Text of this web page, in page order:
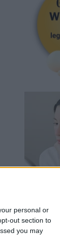
personal or
out section to
you may